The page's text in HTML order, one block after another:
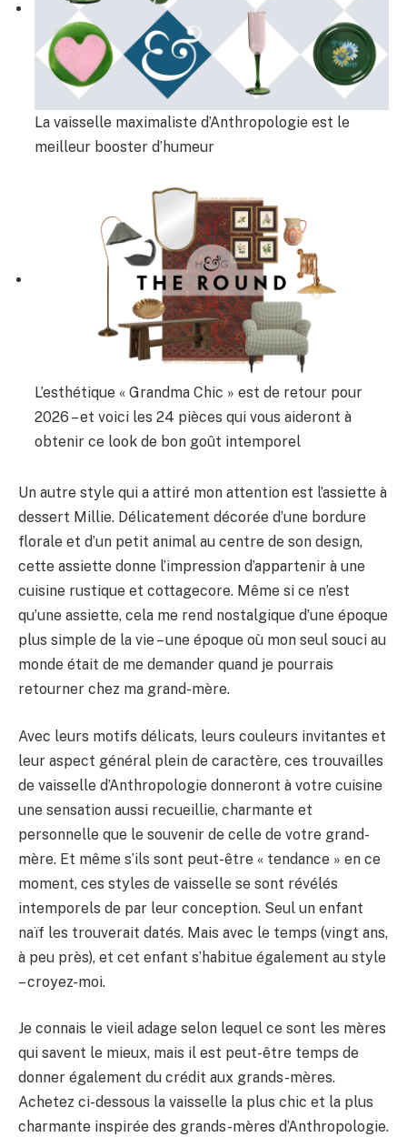
La vaisselle maximaliste d’Anthropologie est le
meilleur booster d’humeur
L’esthétique « Grandma Chic » est de retour pour
2026 – et voici les 24 pièces qui vous aideront à
obtenir ce look de bon goût intemporel
Un autre style qui a attiré mon attention est l’assiette à
dessert Millie. Délicatement décorée d’une bordure
florale et d’un petit animal au centre de son design,
cette assiette donne l’impression d’appartenir à une
cuisine rustique et cottagecore. Même si ce n’est
qu’une assiette, cela me rend nostalgique d’une époque
plus simple de la vie – une époque où mon seul souci au
monde était de me demander quand je pourrais
retourner chez ma grand-mère.
Avec leurs motifs délicats, leurs couleurs invitantes et
leur aspect général plein de caractère, ces trouvailles
de vaisselle d’Anthropologie donneront à votre cuisine
une sensation aussi recueillie, charmante et
personnelle que le souvenir de celle de votre grand-
mère. Et même s’ils sont peut-être « tendance » en ce
moment, ces styles de vaisselle se sont révélés
intemporels de par leur conception. Seul un enfant
naïf les trouverait datés. Mais avec le temps (vingt ans,
à peu près), et cet enfant s’habitue également au style
– croyez-moi.
Je connais le vieil adage selon lequel ce sont les mères
qui savent le mieux, mais il est peut-être temps de
donner également du crédit aux grands-mères.
Achetez ci-dessous la vaisselle la plus chic et la plus
charmante inspirée des grands-mères d’Anthropologie.